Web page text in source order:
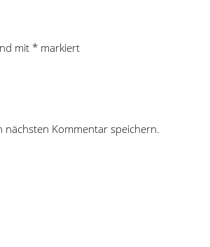
mit * markiert
nächsten Kommentar speichern.